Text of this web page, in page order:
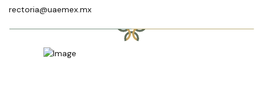
rectoria@uaemex.mx